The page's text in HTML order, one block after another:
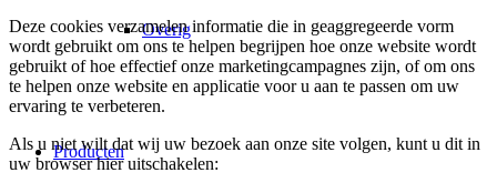
Overig
Producten
Deze cookies verzamelen informatie die in geaggregeerde vorm
wordt gebruikt om ons te helpen begrijpen hoe onze website wordt
gebruikt of hoe effectief onze marketingcampagnes zijn, of om ons
te helpen onze website en applicatie voor u aan te passen om uw
ervaring te verbeteren.
Als u niet wilt dat wij uw bezoek aan onze site volgen, kunt u dit in
uw browser hier uitschakelen: